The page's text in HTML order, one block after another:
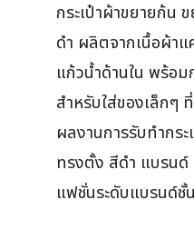
กระเป๋าผ้าขยายก้น
ดำ ผลิตจากเนื้อผ้า
แก้วน้ำด้านใน พร้อม
สำหรับใส่ของเล็กๆ
ผลงานการรับทำกร
ทรงตั้ง สีดำ แบรนด์
แฟชั่นระดับแบรนด์ชั้